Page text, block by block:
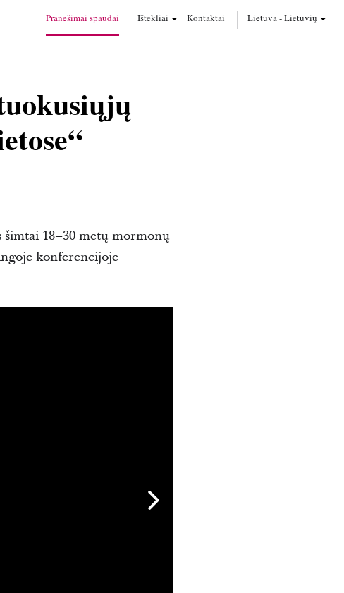
Pranešimai spaudai Ištekliai Kontaktai Lietuva-Lietuvių
18–30 metų mormonų
konferencijoje